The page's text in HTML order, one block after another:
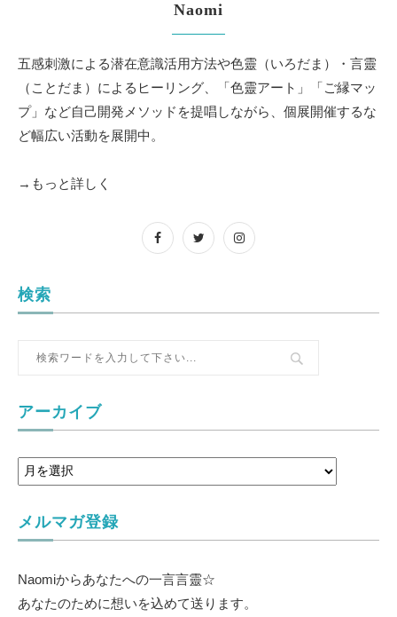
Naomi
五感刺激による潜在意識活用方法や色靈（いろだま）・言靈
（ことだま）によるヒーリング、「色靈アート」「ご縁マッ
プ」など自己開発メソッドを提唱しながら、個展開催するな
ど幅広い活動を展開中。
→もっと詳しく
検索
アーカイブ
メルマガ登録
Naomiからあなたへの一言言靈☆
あなたのために想いを込めて送ります。